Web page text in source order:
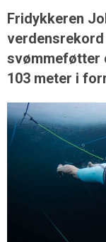
Fridykkeren
svømmeføtter
103 meter i